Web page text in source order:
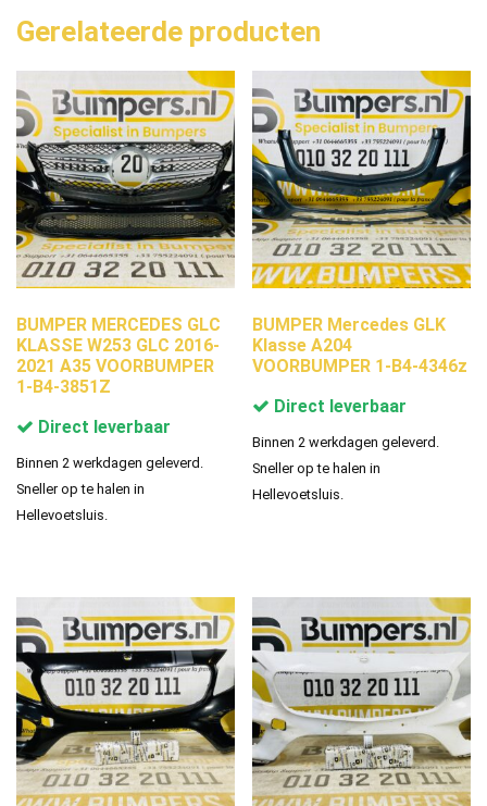
Gerelateerde producten
BUMPER MERCEDES GLC
KLASSE W253 GLC 2016-
2021 A35 VOORBUMPER
1-B4-3851Z
Direct leverbaar
Binnen 2 werkdagen geleverd.
Sneller op te halen in
Hellevoetsluis.
BUMPER Mercedes GLK
Klasse A204
VOORBUMPER 1-B4-4346z
Direct leverbaar
Binnen 2 werkdagen geleverd.
Sneller op te halen in
Hellevoetsluis.